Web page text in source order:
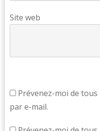
Site web
Prévenez-moi de
par e-mail.